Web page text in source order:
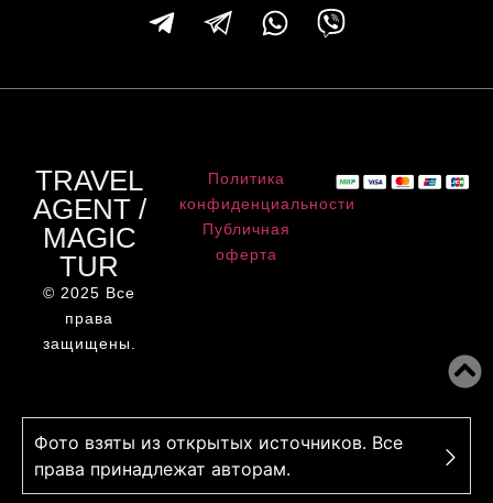
TRAVEL
AGENT /
MAGIC
TUR
© 2025 Все
права
защищены.
Политика
конфиденциальности
Публичная
оферта
Фото взяты из открытых источников. Все
права принадлежат авторам.